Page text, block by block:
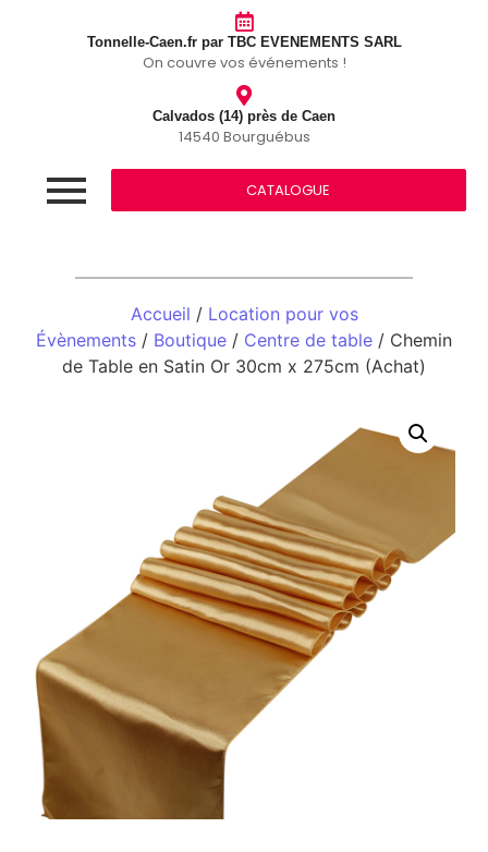
Tonnelle-Caen.fr par TBC EVENEMENTS SARL
On couvre vos événements !
Calvados (14) près de Caen
14540 Bourguébus
CATALOGUE
Accueil / Location pour vos
Évènements / Boutique / Centre de table / Chemin
de Table en Satin Or 30cm x 275cm (Achat)